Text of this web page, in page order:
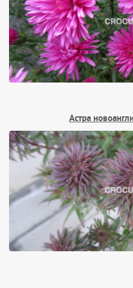
Астра